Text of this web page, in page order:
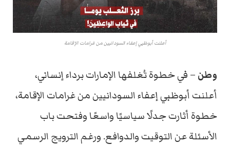
أعلنت أبوظبي إعفاء السودانيين من غرامات الإقامة
وطن – فيخطوةتُغلفها الإماراتبرداءإنساني،
أعلنتأبوظبيإعفاءالسودانيينمنغراماتالإقامة،
خطوةأثارتجدلًاسياسيًا واسعًا وفتحتباب
الأسئلةعنالتوقيتوالدوافع. ورغمالترويج الرسمي